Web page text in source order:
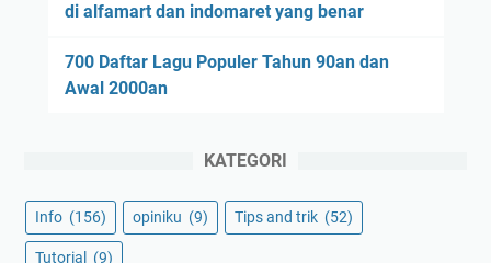
di alfamart dan indomaret yang benar
700 Daftar Lagu Populer Tahun 90an dan
Awal 2000an
KATEGORI
Info (156) opiniku (9) Tips and trik (52)
Tutorial (9)